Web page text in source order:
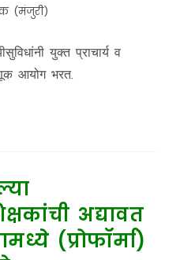
(मंजुरी)
युक्त प्राचार्य व
आयोग भरत.
अद्यावत
(प्रोफॉर्मा)